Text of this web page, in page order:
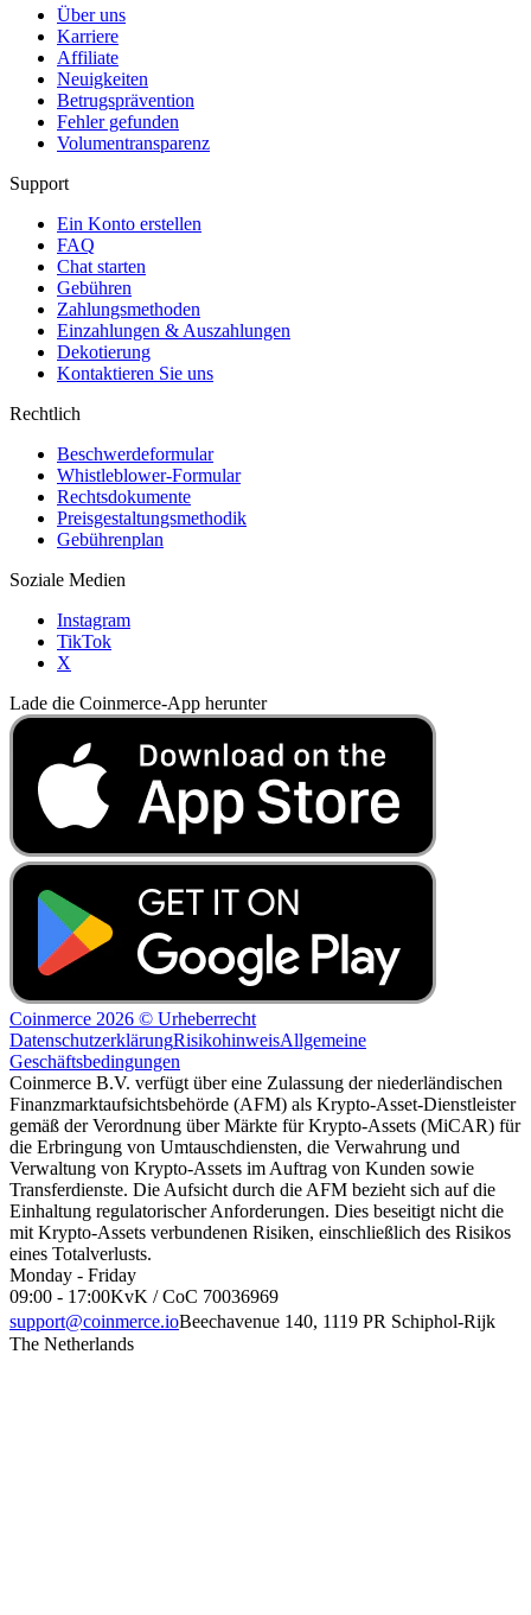
Über uns
Karriere
Affiliate
Neuigkeiten
Betrugsprävention
Fehler gefunden
Volumentransparenz
Support
Ein Konto erstellen
FAQ
Chat starten
Gebühren
Zahlungsmethoden
Einzahlungen & Auszahlungen
Dekotierung
Kontaktieren Sie uns
Rechtlich
Beschwerdeformular
Whistleblower-Formular
Rechtsdokumente
Preisgestaltungsmethodik
Gebührenplan
Soziale Medien
Instagram
TikTok
X
Lade die Coinmerce-App herunter
Coinmerce 2026 © Urheberrecht
DatenschutzerklärungRisikohinweisAllgemeine
Geschäftsbedingungen
Coinmerce B.V. verfügt über eine Zulassung der niederländischen
Finanzmarktaufsichtsbehörde (AFM) als Krypto-Asset-Dienstleister
gemäß der Verordnung über Märkte für Krypto-Assets (MiCAR) für
die Erbringung von Umtauschdiensten, die Verwahrung und
Verwaltung von Krypto-Assets im Auftrag von Kunden sowie
Transferdienste. Die Aufsicht durch die AFM bezieht sich auf die
Einhaltung regulatorischer Anforderungen. Dies beseitigt nicht die
mit Krypto-Assets verbundenen Risiken, einschließlich des Risikos
eines Totalverlusts.
Monday - Friday
09:00 - 17:00KvK / CoC 70036969
support@coinmerce.ioBeechavenue 140, 1119 PR Schiphol-Rijk
The Netherlands